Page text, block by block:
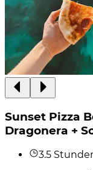
Sunset Pizza
Dragonera +
3.5